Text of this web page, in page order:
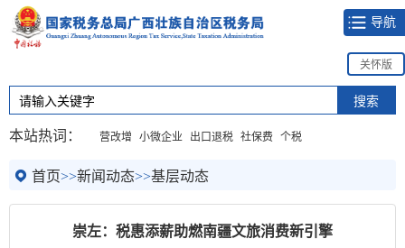
导航
关怀版
本站热词： 营改增 小微企业 出口退税 社保费 个税
首页>>新闻动态>>基层动态
崇左：税惠添薪助燃南疆文旅消费新引擎